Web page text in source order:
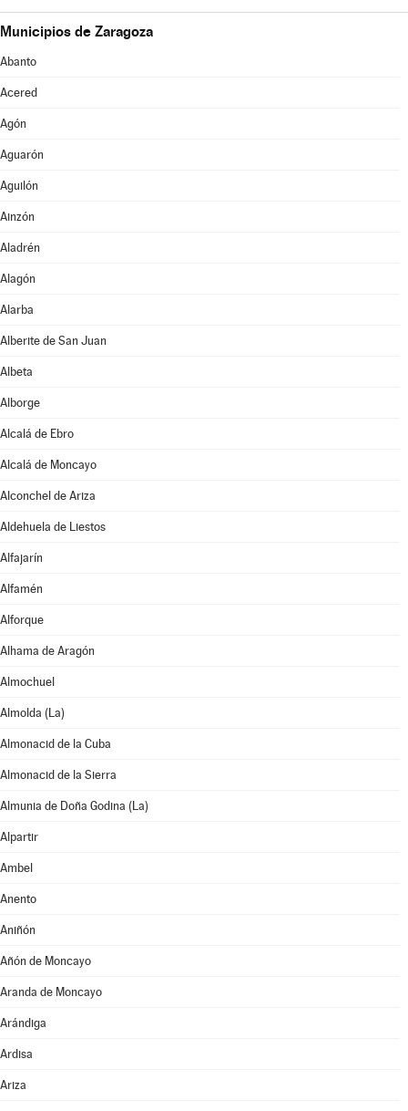
Municipios de Zaragoza
Abanto
Acered
Agón
Aguarón
Aguilón
Ainzón
Aladrén
Alagón
Alarba
Alberite de San Juan
Albeta
Alborge
Alcalá de Ebro
Alcalá de Moncayo
Alconchel de Ariza
Aldehuela de Liestos
Alfajarín
Alfamén
Alforque
Alhama de Aragón
Almochuel
Almolda (La)
Almonacid de la Cuba
Almonacid de la Sierra
Almunia de Doña Godina (La)
Alpartir
Ambel
Anento
Aniñón
Añón de Moncayo
Aranda de Moncayo
Arándiga
Ardisa
Ariza